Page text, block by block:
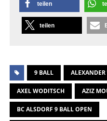
teilen
teilen
9 BALL
AXEL WODITSCH AZIZ
BC ALSDORF 9 BALL OPEN